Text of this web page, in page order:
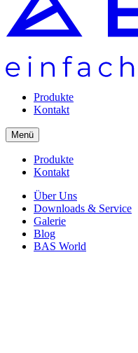
Produkte
Kontakt
Menü
Produkte
Kontakt
Über Uns
Downloads & Service
Galerie
Blog
BAS World